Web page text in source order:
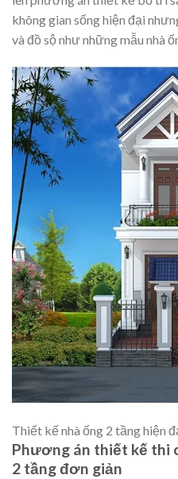
không gian sống hiện đại
và đồ sộ như những mẫu nhà
Thiết kế nhà ống 2 tầng hiện
Phương án thiết kế thi
2 tầng đơn giản